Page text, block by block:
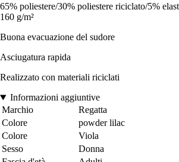
65% poliestere/30% poliestere riciclato/5%
160 g/m²
Buona evacuazione del sudore
Asciugatura rapida
Realizzato con materiali riciclati
Informazioni aggiuntive
Marchio
Regatta
Colore
powder lilac
Colore
Viola
Sesso
Donna